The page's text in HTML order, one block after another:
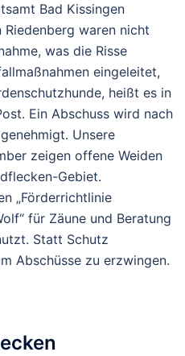
Bad Kissingen
waren nicht
was die Risse
eingeleitet,
heißt es in
Ein Abschuss wird nach
Unsere
zeigen offene Weiden
Gebiet.
„Förderrichtlinie
für Zäune und Beratung
Statt Schutz
Abschüsse zu erzwingen.